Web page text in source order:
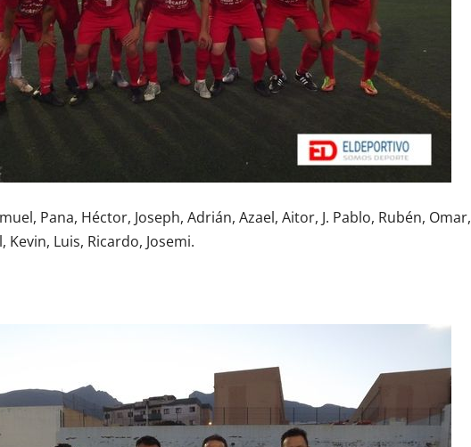
Pana, Héctor, Joseph, Adrián, Azael, Aitor, J. Pablo, Rubén, Omar,
Kevin, Luis, Ricardo, Josemi.